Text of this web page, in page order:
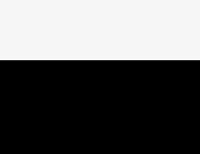
mocností jako Rusko a Čína.